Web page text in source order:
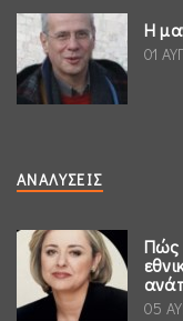
Η
01
ΑΝΑΛΎΣΕΙΣ
Πώς
05